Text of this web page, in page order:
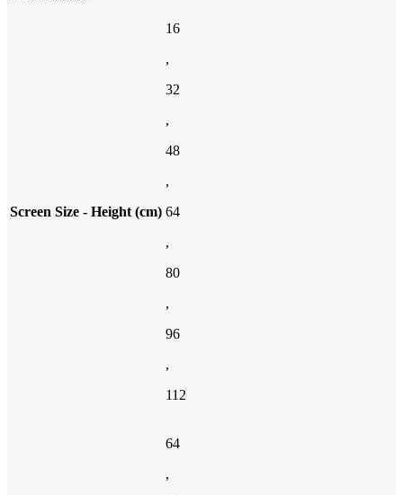
Screen Size - Height (cm)
16
,
32
,
48
,
64
,
80
,
96
,
112
64
,